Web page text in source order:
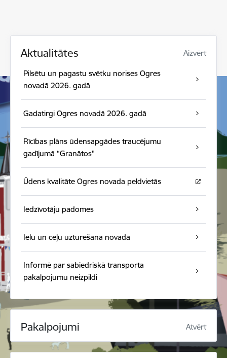
Aktualitātes Aizvērt
Pilsētu un pagastu svētku norises Ogres
novadā 2026. gadā
Gadatirgi Ogres novadā 2026. gadā
Rīcības plāns ūdensapgādes traucējumu
gadījumā “Granātos"
Ūdens kvalitāte Ogres novada peldvietās
Iedzīvotāju padomes
Ielu un ceļu uzturēšana novadā
Informē par sabiedriskā transporta
pakalpojumu neizpildi
Pakalpojumi Atvērt